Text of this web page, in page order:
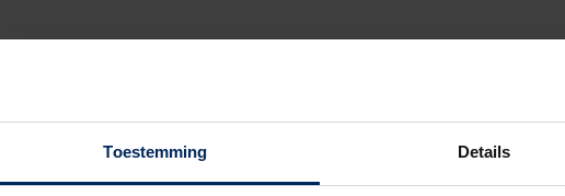
Toestemming Details